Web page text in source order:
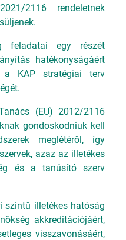
2116 rendeletnek
feladatai egy részét
hatékonyságáért
a KAP stratégiai terv
(EU) 2012/2116
gondoskodniuk kell
meglétéről, így
azaz az illetékes
és a tanúsító szerv
szintű illetékes hatóság
akkreditációjáért,
visszavonásáért,